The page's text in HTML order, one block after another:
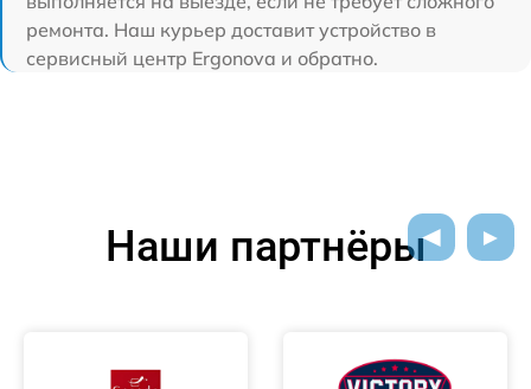
ремонта. Наш курьер доставит устройство в
сервисный центр Ergonova и обратно.
Наши партнёры